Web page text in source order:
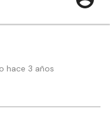
hace 3 años